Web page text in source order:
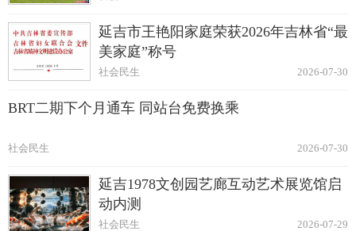
延吉市王艳阳家庭荣获2026年吉林省“最
美家庭”称号
2026-07-30
社会民生
BRT二期下个月通车 同站台免费换乘
2026-07-30
社会民生
延吉1978文创园艺廊互动艺术展览馆启
动内测
2026-07-29
社会民生